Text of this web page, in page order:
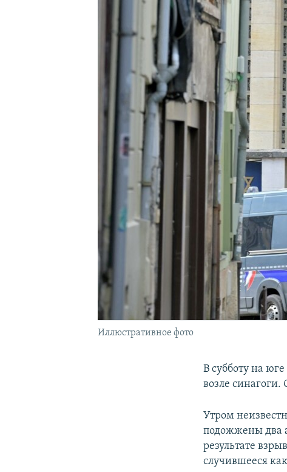
ПОДПИШИТЕСЬ НА РАССЫЛКУ
Иллюстративное фото
В субботу на
возле синагоги.
Утром
подожжены два
результате
случившееся